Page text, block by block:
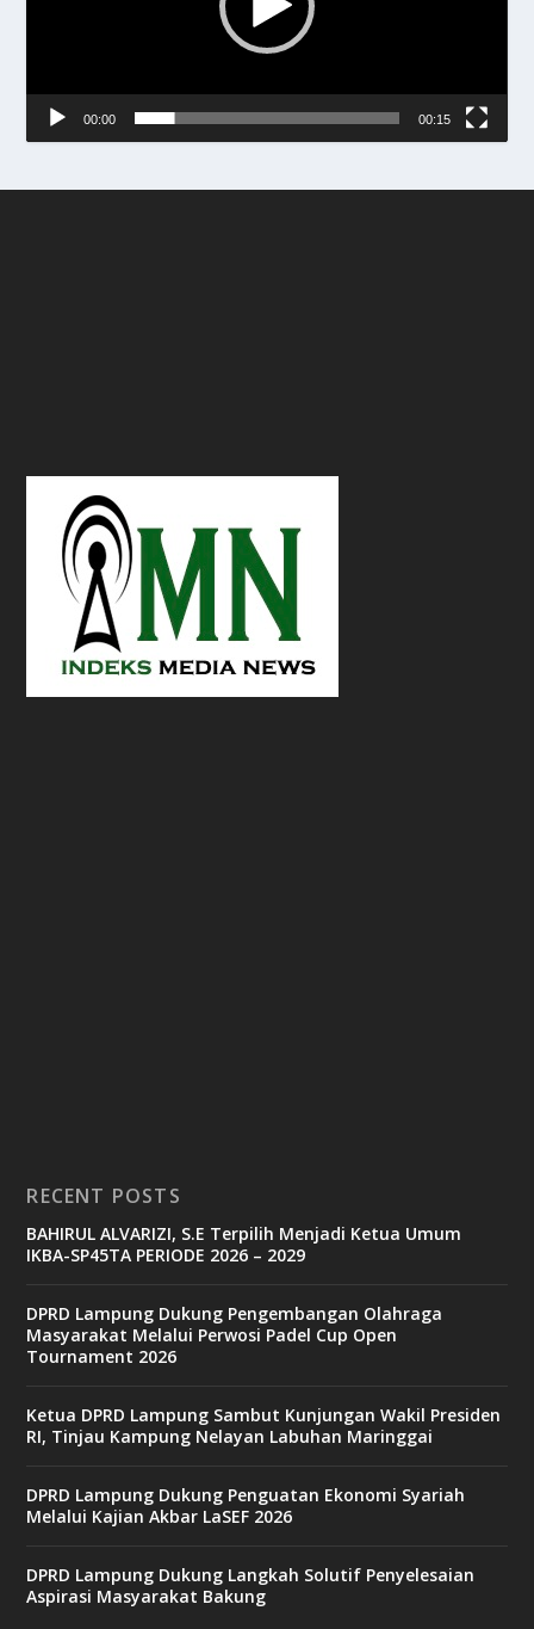
00:00 00:15
RECENT POSTS
BAHIRUL ALVARIZI, S.E Terpilih Menjadi Ketua Umum
IKBA-SP45TA PERIODE 2026 – 2029
DPRD Lampung Dukung Pengembangan Olahraga
Masyarakat Melalui Perwosi Padel Cup Open
Tournament 2026
Ketua DPRD Lampung Sambut Kunjungan Wakil Presiden
RI, Tinjau Kampung Nelayan Labuhan Maringgai
DPRD Lampung Dukung Penguatan Ekonomi Syariah
Melalui Kajian Akbar LaSEF 2026
DPRD Lampung Dukung Langkah Solutif Penyelesaian
Aspirasi Masyarakat Bakung